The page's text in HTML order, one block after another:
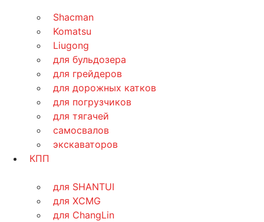
Shacman
Komatsu
Liugong
для бульдозера
для грейдеров
для дорожных катков
для погрузчиков
для тягачей
самосвалов
экскаваторов
КПП
для SHANTUI
для XCMG
для ChangLin